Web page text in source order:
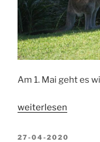
Am 1. Mai geht es
„Bonville,
Harbour,
weiterlesen
VERÖFFENTLICHT
27-04-2020